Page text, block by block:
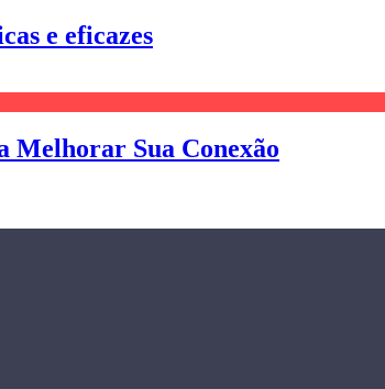
e eficazes
Melhorar Sua Conexão